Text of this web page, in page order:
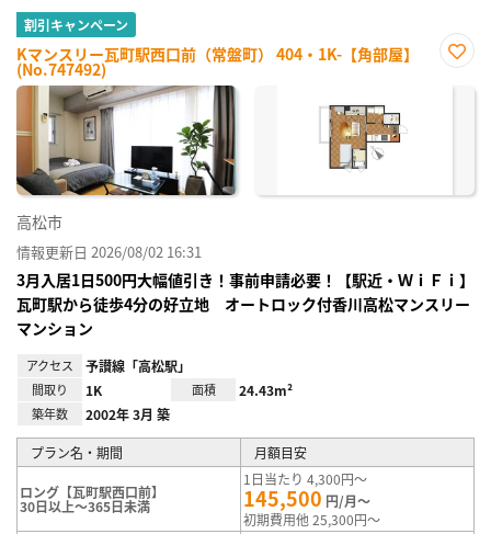
割引キャンペーン
Kマンスリー瓦町駅西口前（常盤町） 404・1K-【角部屋】
(No.747492)
に入
高松市
情報更新日 2026/08/02 16:31
3月入居1日500円大幅値引き！事前申請必要！【駅近・ＷｉＦｉ】
瓦町駅から徒歩4分の好立地 オートロック付香川高松マンスリー
マンション
アクセス 予讃線「高松駅」
間取り 1K 面積 24.43m²
築年数 2002年 3月 築
プラン名・期間 月額目安
ロング【瓦町駅西口前】
30日以上～365日未満
1日当たり 4,300円～
145,500 円/月～
初期費用他 25,300円～